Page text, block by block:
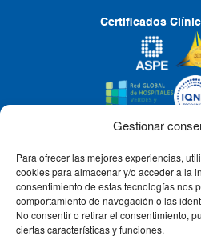
Gestionar
Para ofrecer las mejores experiencias,
cookies para almacenar y/o acceder a la
consentimiento de estas tecnologías nos
comportamiento de navegación o las
No consentir o retirar el consentimiento,
ciertas características y funciones.
Certificados
CLÍNICA CEMTRO
QUIÉNES SOMOS